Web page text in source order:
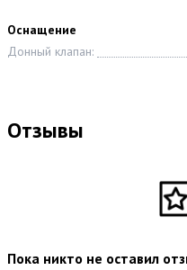
Оснащение
Донный клапан:
Отзывы
Пока никто не оставил